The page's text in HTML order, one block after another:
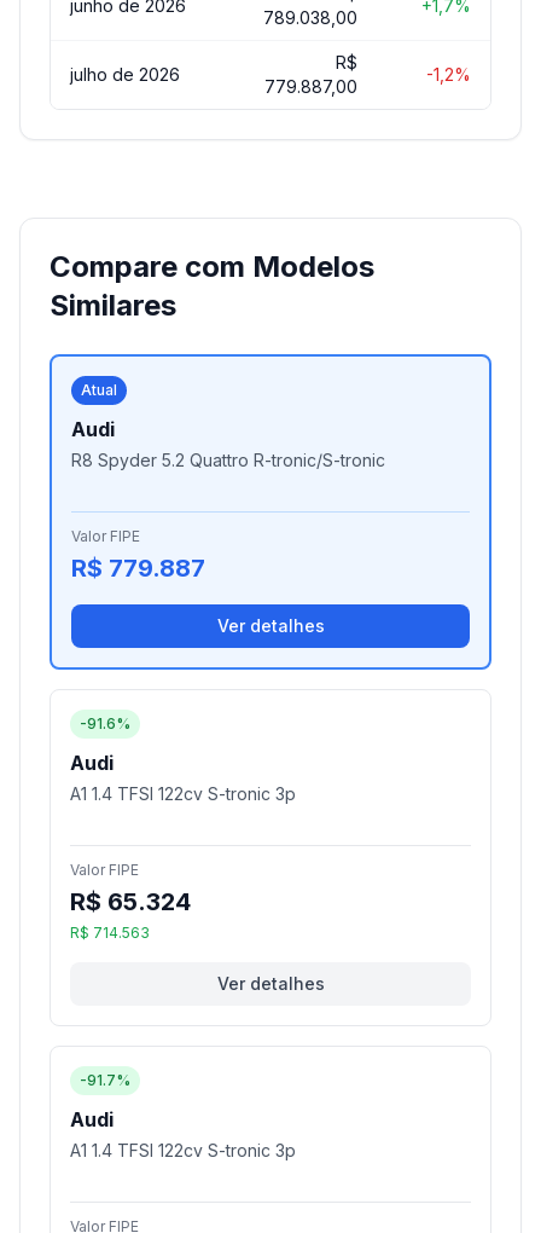
junho de 2026
789.038,00
+1,7%
julho de 2026
R$
779.887,00
-1,2%
Compare com Modelos
Similares
Atual
Audi
R8 Spyder 5.2 Quattro R-tronic/S-tronic
Valor FIPE
R$ 779.887
Ver detalhes
-91.6%
Audi
A1 1.4 TFSI 122cv S-tronic 3p
Valor FIPE
R$ 65.324
R$ 714.563
Ver detalhes
-91.7%
Audi
A1 1.4 TFSI 122cv S-tronic 3p
Valor FIPE